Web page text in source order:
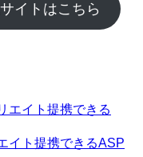
イトはこちら
エイト提携できる
イト提携できるASP